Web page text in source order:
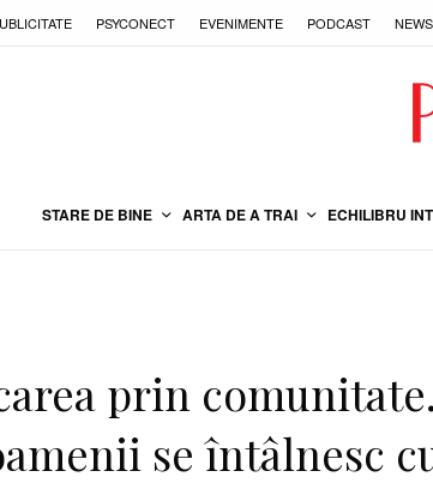
PSYCONECT EVENIMENTE PODCAST
STARE DE BINE ARTA DE A TRAI ECHILIBRU
prin
se întâlnesc